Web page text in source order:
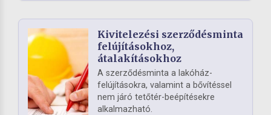
Kivitelezési szerződésminta
felújításokhoz,
átalakításokhoz
A szerződésminta a lakóház-
felújításokra, valamint a bővítéssel
nem járó tetőtér-beépítésekre
alkalmazható.